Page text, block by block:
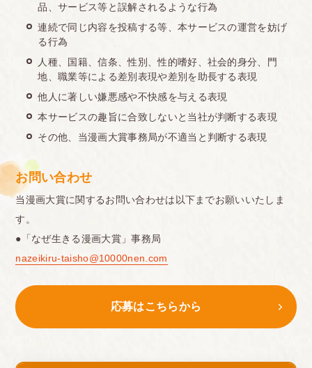
品、サービス等と誤解されるような行為
連続で同じ内容を投稿する等、本サービスの運営を妨げ
る行為
人種、国籍、信条、性別、性的嗜好、社会的身分、門
地、職業等による差別表現や差別を助長する表現
他人に著しい嫌悪感や不快感を与える表現
本サービスの趣旨に合致しないと当社が判断する表現
その他、当漫画大賞事務局が不適当と判断する表現
お問い合わせ
当漫画大賞に関するお問い合わせは以下までお願いいたしま
す。
●「なぜ生きる漫画大賞」事務局
nazeikiru-taisho@10000nen.com
応募はこちらから